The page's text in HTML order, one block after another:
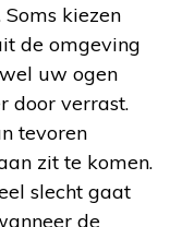
kiezen
de omgeving
uw ogen
door verrast.
tevoren
zit te komen.
slecht gaat
de